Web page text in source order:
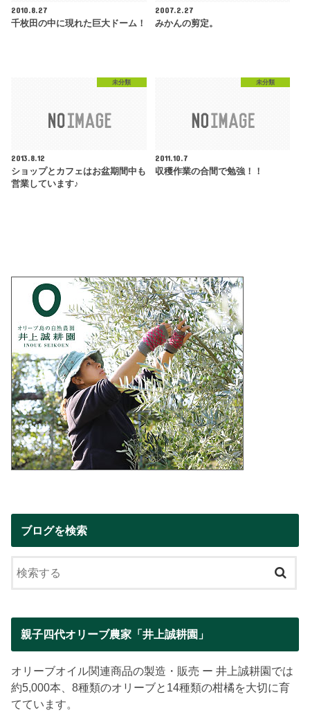
2010.8.27
千枚田の中に現れた巨大ドーム！
2007.2.27
みかんの剪定。
未分類
2013.8.12
ショップとカフェはお盆期間中も
営業しています♪
未分類
2011.10.7
収穫作業の合間で勉強！！
ブログを検索
親子四代オリーブ農家「井上誠耕園」
オリーブオイル関連商品の製造・販売 ー 井上誠耕園では
約5,000本、8種類のオリーブと14種類の柑橘を大切に育
てています。